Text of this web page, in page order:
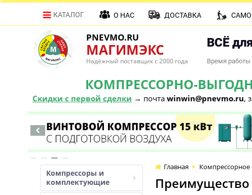
PNEVMO.RU
МАГИМЭКС
Надёжный поставщик с 2000 года
ВСЁ
Время работы
КОМПРЕССОРНО-
Скидки с первой сделки → почта winwin@pnevmo.ru,
КАТАЛОГ О НАС ДОСТАВКА
Компрессоры и
комплектующие
Главная
Преимущество